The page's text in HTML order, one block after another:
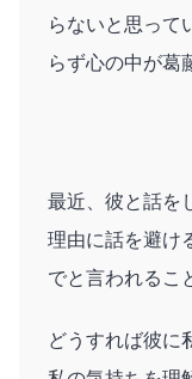
らないと思って
らず心の中が葛
最近、彼と話を
理由に話を避け
でと言われるこ
どうすれば彼に